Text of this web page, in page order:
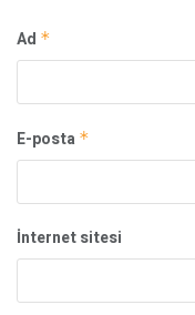
Ad *
E-posta *
İnternet sitesi